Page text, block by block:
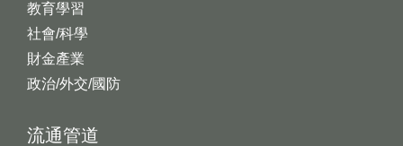
教育學習
社會/科學
財金產業
政治/外交/國防
流通管道